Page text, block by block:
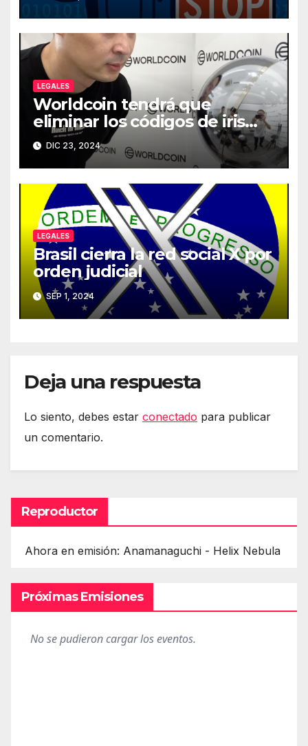
LEGALES
Worldcoin tendrá que
eliminar los códigos de iris
que haya almacenado
DIC 23, 2024
LEGALES
Brasil cierra la red social X por
orden judicial
SEP 1, 2024
Deja una respuesta
Lo siento, debes estar conectado para publicar
un comentario.
Reproductor
Ahora en emisión: Anamanaguchi - Helix Nebula
Próximas Emisiones